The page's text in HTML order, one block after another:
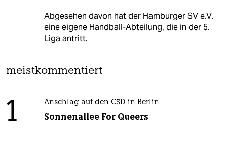
Abgesehen davon hat der Hamburger SV e.V.
eine eigene Handball-Abteilung, die in der 5.
Liga antritt.
meistkommentiert
1 Anschlag auf den CSD in Berlin
Sonnenallee For Queers